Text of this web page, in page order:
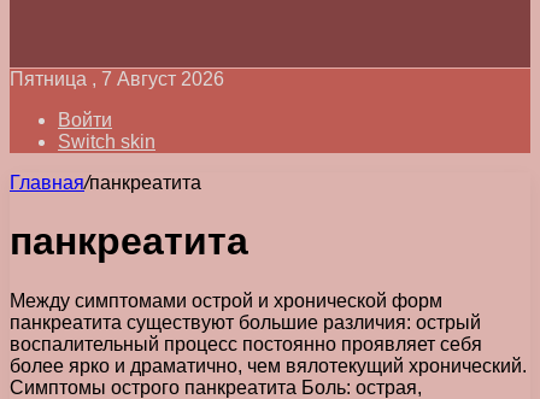
Пятница , 7 Август 2026
Войти
Switch skin
Главная/панкреатита
панкреатита
Между симптомами острой и хронической форм
панкреатита существуют большие различия: острый
воспалительный процесс постоянно проявляет себя
более ярко и драматично, чем вялотекущий хронический.
Симптомы острого панкреатита Боль: острая,